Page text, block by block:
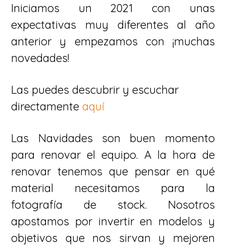
Iniciamos un 2021 con unas
expectativas muy diferentes al año
anterior y empezamos con ¡muchas
novedades!
Las puedes descubrir y escuchar
directamenteaquí
Las Navidades son buen momento
para renovar el equipo. A la hora de
renovar tenemos que pensar en qué
material necesitamos para la
fotografía de stock. Nosotros
apostamos por invertir en modelos y
objetivos que nos sirvan y mejoren